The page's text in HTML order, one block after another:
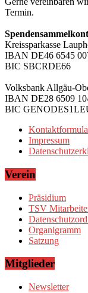
Termin.
Kreissparkasse
IBAN DE46 6545
BIC SBCRDE66
Volksbank Allgäu-
IBAN DE28 6509
BIC
Impressum
Verein
Präsidium
TSV
Organigramm
Satzung
Mitglieder
Newsletter